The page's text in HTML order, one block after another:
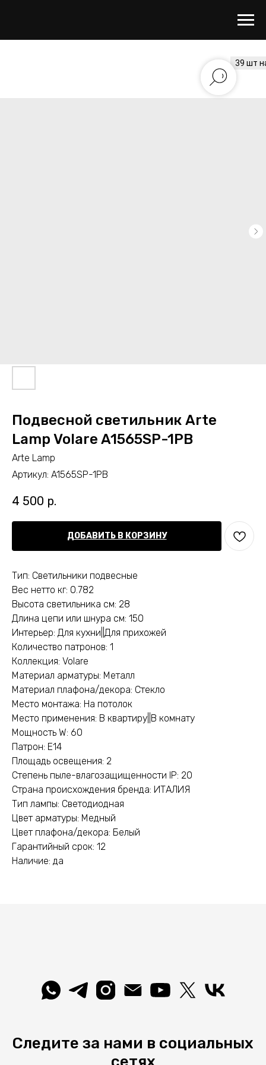
Подвесной светильник Arte
Lamp Volare A1565SP-1PB
Arte Lamp
Артикул: A1565SP-1PB
4 500 р.
ДОБАВИТЬ В КОРЗИНУ
Тип: Светильники подвесные
Вес нетто кг: 0.782
Высота светильника см: 28
Длина цепи или шнура см: 150
Интерьер: Для кухни||Для прихожей
Количество патронов: 1
Коллекция: Volare
Материал арматуры: Металл
Материал плафона/декора: Стекло
Место монтажа: На потолок
Место применения: В квартиру||В комнату
Мощность W: 60
Патрон: E14
Площадь освещения: 2
Степень пыле-влагозащищенности IP: 20
Страна происхождения бренда: ИТАЛИЯ
Тип лампы: Светодиодная
Цвет арматуры: Медный
Цвет плафона/декора: Белый
Гарантийный срок: 12
Наличие: да
Следите за нами в социальных